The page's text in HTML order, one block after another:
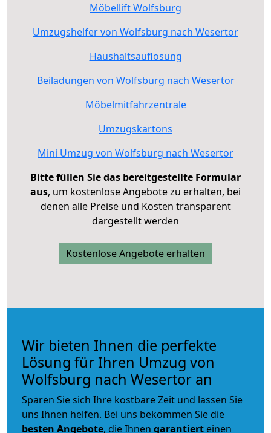
Möbellift Wolfsburg
Umzugshelfer von Wolfsburg nach Wesertor
Haushaltsauflösung
Beiladungen von Wolfsburg nach Wesertor
Möbelmitfahrzentrale
Umzugskartons
Mini Umzug von Wolfsburg nach Wesertor
Bitte füllen Sie das bereitgestellte Formular
aus, um kostenlose Angebote zu erhalten, bei
denen alle Preise und Kosten transparent
dargestellt werden
Kostenlose Angebote erhalten
Wir bieten Ihnen die perfekte
Lösung für Ihren Umzug von
Wolfsburg nach Wesertor an
Sparen Sie sich Ihre kostbare Zeit und lassen Sie
uns Ihnen helfen. Bei uns bekommen Sie die
besten Angebote, die Ihnen garantiert einen